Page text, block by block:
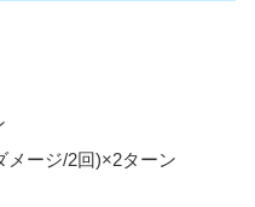
メージ/2回)×2ターン